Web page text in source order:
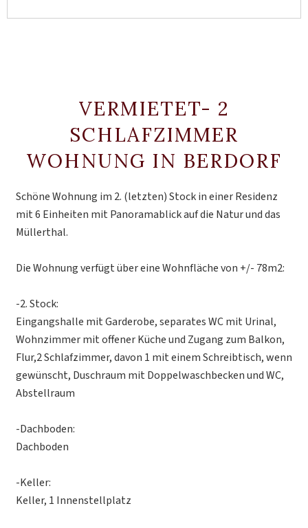
VERMIETET- 2
SCHLAFZIMMER
WOHNUNG IN BERDORF
Schöne Wohnung im 2. (letzten) Stock in einer Residenz
mit 6 Einheiten mit Panoramablick auf die Natur und das
Müllerthal.
Die Wohnung verfügt über eine Wohnfläche von +/- 78m2:
-2. Stock:
Eingangshalle mit Garderobe, separates WC mit Urinal,
Wohnzimmer mit offener Küche und Zugang zum Balkon,
Flur,2 Schlafzimmer, davon 1 mit einem Schreibtisch, wenn
gewünscht, Duschraum mit Doppelwaschbecken und WC,
Abstellraum
-Dachboden:
Dachboden
-Keller:
Keller, 1 Innenstellplatz